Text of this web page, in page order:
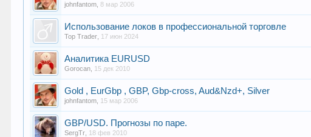
johnfantom ,8 мар 2006
Использование локов в профессиональной торговле
Top Trader 17 июн 2024
Аналитика EURUSD
Gorocan 15 дек 2010
Gold , EurGbp , GBP, Gbp-cross, Aud&Nzd+, Silver
johnfantom 15 мар 2006
GBP/USD. Прогнозы по паре.
SergTr 18 фев 2010